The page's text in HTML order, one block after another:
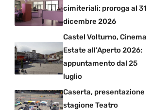
cimiteriali: proroga al 31
dicembre 2026
Castel Volturno, Cinema
Estate all’Aperto 2026:
appuntamento dal 25
luglio
Caserta, presentazione
stagione Teatro